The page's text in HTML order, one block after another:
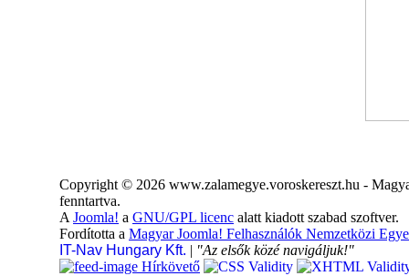
Copyright © 2026 www.zalamegye.voroskereszt.hu -
fenntartva.
A Joomla! a GNU/GPL licenc alatt kiadott szabad szoftver.
Fordította a Magyar Joomla! Felhasználók Nemzetközi
IT-Nav Hungary Kft. | "Az elsők közé navigáljuk!"
Hírkövető